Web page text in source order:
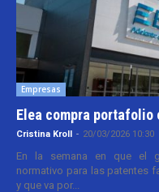
Empresas
Elea compra portafolio
Cristina Kroll - 20/03/2026 10:30
En la semana en que el
normativo para las patentes
y que va por...